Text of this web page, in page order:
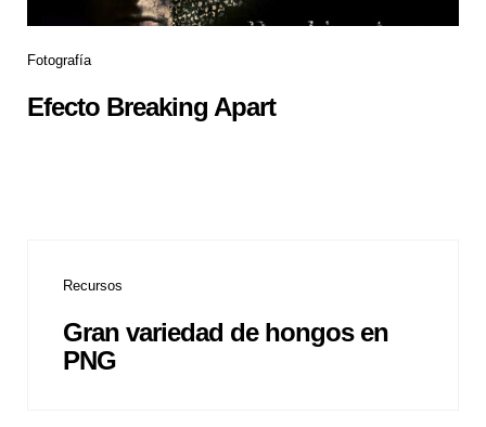
Fotografía
Efecto Breaking Apart
Recursos
Gran variedad de hongos en
PNG